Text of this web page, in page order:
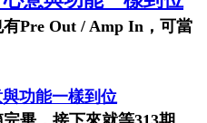
有Pre Out / Amp In ，可當